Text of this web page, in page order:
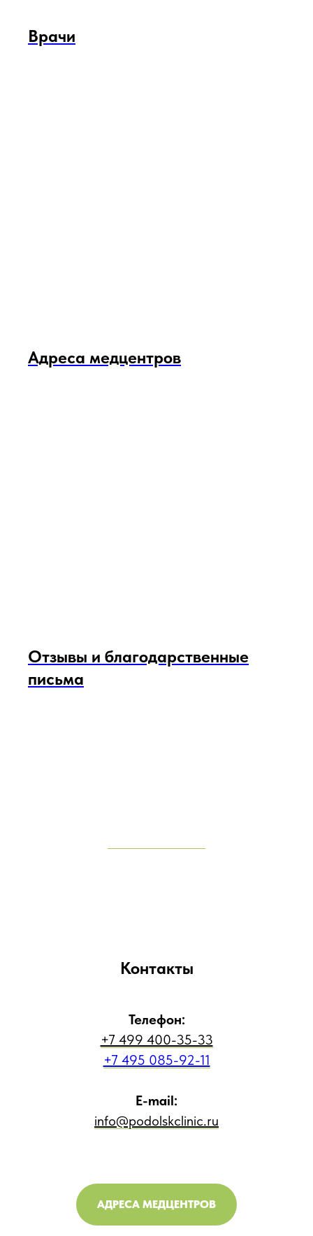
Врачи
Адреса медцентров
Отзывы и благодарственные
письма
Контакты
Телефон:
+7 499 400-35-33
+7 495 085-92-11
E-mail:
info@podolskclinic.ru
АДРЕСА МЕДЦЕНТРОВ